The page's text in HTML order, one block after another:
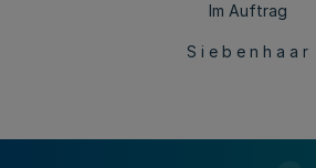
Im Auftrag
S i e b e n h a a r